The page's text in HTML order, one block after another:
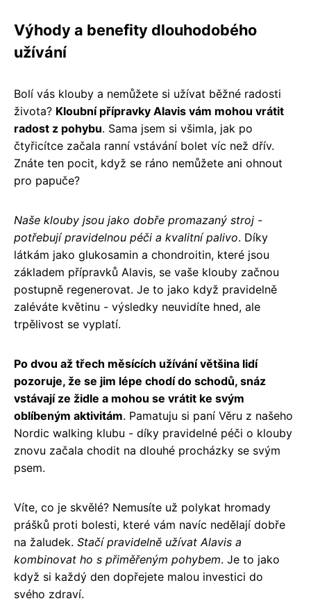
Výhody a benefity dlouhodobého
užívání
Bolí vás klouby a nemůžete si užívat běžné radosti
života? Kloubní přípravky Alavis vám mohou vrátit
radost z pohybu. Sama jsem si všimla, jak po
čtyřicítce začala ranní vstávání bolet víc než dřív.
Znáte ten pocit, když se ráno nemůžete ani ohnout
pro papuče?
Naše klouby jsou jako dobře promazaný stroj -
potřebují pravidelnou péči a kvalitní palivo. Díky
látkám jako glukosamin a chondroitin, které jsou
základem přípravků Alavis, se vaše klouby začnou
postupně regenerovat. Je to jako když pravidelně
zaléváte květinu - výsledky neuvidíte hned, ale
trpělivost se vyplatí.
Po dvou až třech měsících užívání většina lidí
pozoruje, že se jim lépe chodí do schodů, snáz
vstávají ze židle a mohou se vrátit ke svým
oblíbeným aktivitám. Pamatuju si paní Věru z našeho
Nordic walking klubu - díky pravidelné péči o klouby
znovu začala chodit na dlouhé procházky se svým
psem.
Víte, co je skvělé? Nemusíte už polykat hromady
prášků proti bolesti, které vám navíc nedělají dobře
na žaludek. Stačí pravidelně užívat Alavis a
kombinovat ho s přiměřeným pohybem. Je to jako
když si každý den dopřejete malou investici do
svého zdraví.